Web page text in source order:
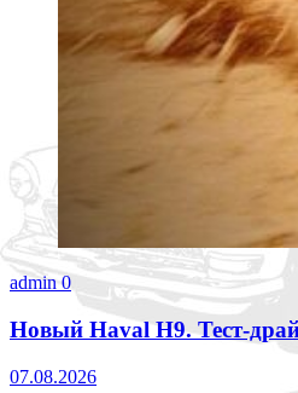
admin 0
Новый Haval H9. Тест-
07.08.2026